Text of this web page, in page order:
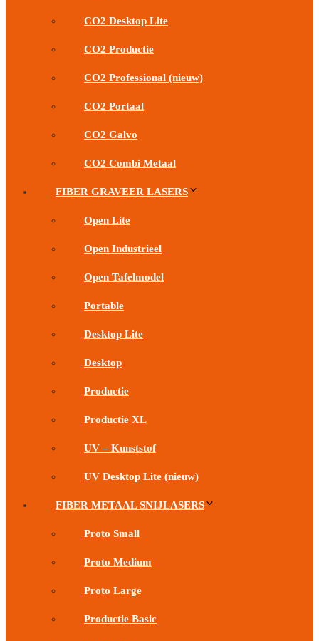
CO2 Desktop Lite
CO2 Productie
CO2 Professional (nieuw)
CO2 Portaal
CO2 Galvo
CO2 Combi Metaal
FIBER GRAVEER LASERS
Open Lite
Open Industrieel
Open Tafelmodel
Portable
Desktop Lite
Desktop
Productie
Productie XL
UV – Kunststof
UV Desktop Lite (nieuw)
FIBER METAAL SNIJLASERS
Proto Small
Proto Medium
Proto Large
Productie Basic